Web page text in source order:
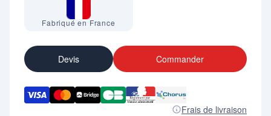
Fabriqué en France
Devis Commander
Frais de livraison